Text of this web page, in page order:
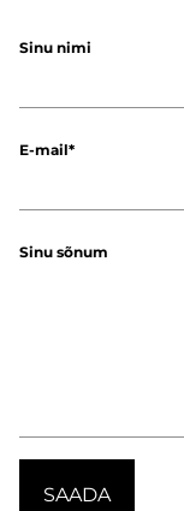
Sinu nimi
E-mail
Sinu sõnum